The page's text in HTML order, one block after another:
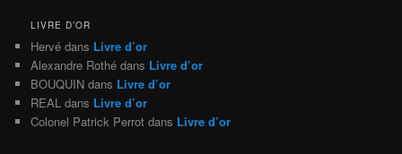
LIVRE D’OR
Hervé dans Livre d’or
Alexandre Rothé dans Livre d’or
BOUQUIN dans Livre d’or
REAL dans Livre d’or
Colonel Patrick Perrot dans Livre d’or